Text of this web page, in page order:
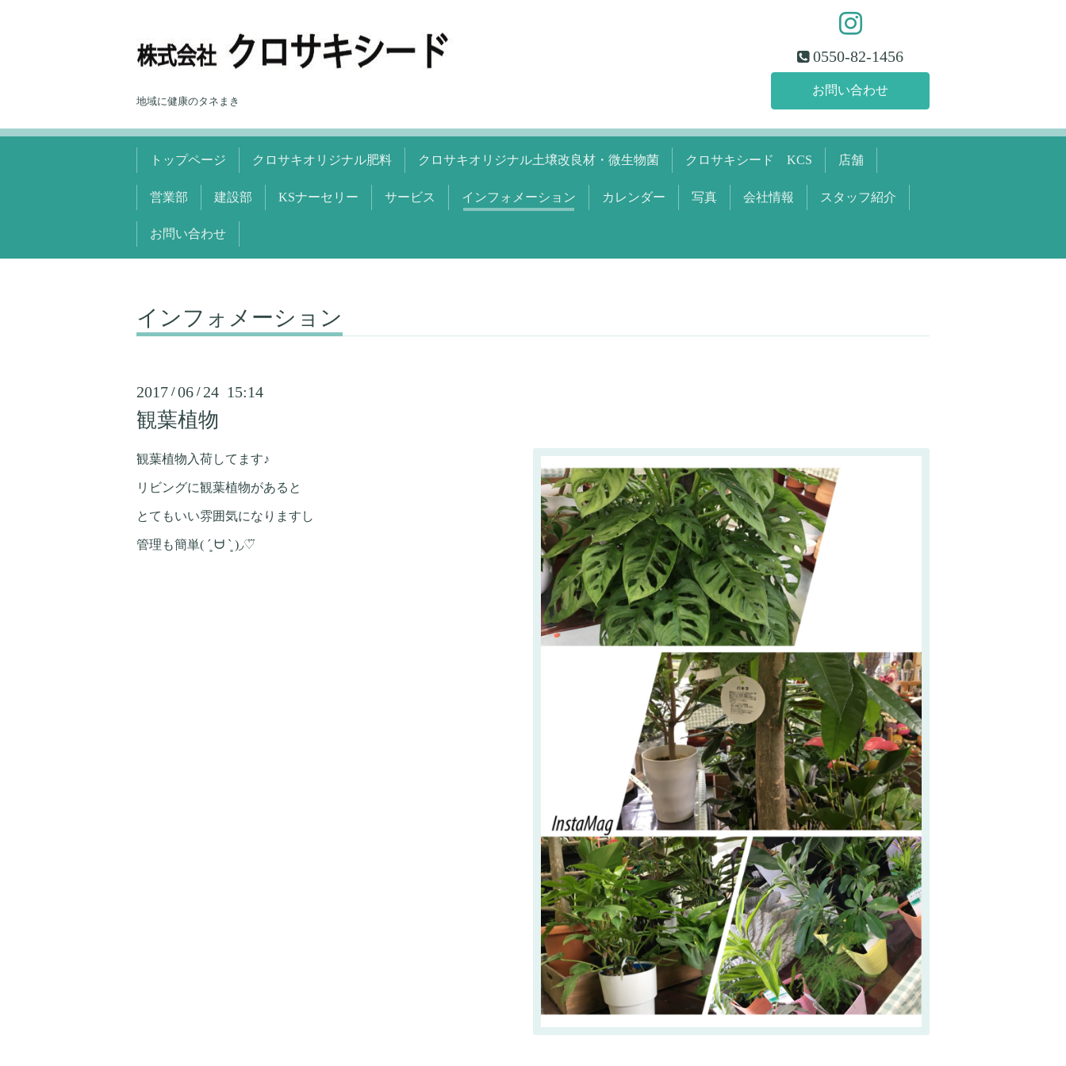
地域に健康のタネまき
0550-82-1456
お問い合わせ
トップページ クロサキオリジナル肥料 クロサキオリジナル土壌改良材・微生物菌 クロサキシード KCS 店舗
営業部 建設部 KSナーセリー サービス インフォメーション カレンダー 写真 会社情報 スタッフ紹介
お問い合わせ
インフォメーション
2017 /06 / 24 15:14
観葉植物
観葉植物入荷してます♪
リビングに観葉植物があると
とてもいい雰囲気になりますし
管理も簡単( ´͈ ᗨ `͈ )◞♡⃛